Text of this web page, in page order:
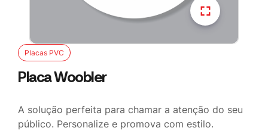
Placas PVC
Placa Woobler
A solução perfeita para chamar a atenção do seu
público. Personalize e promova com estilo.